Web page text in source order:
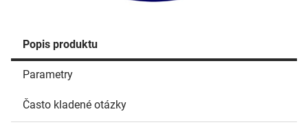
Popis produktu
Parametry
Často kladené otázky